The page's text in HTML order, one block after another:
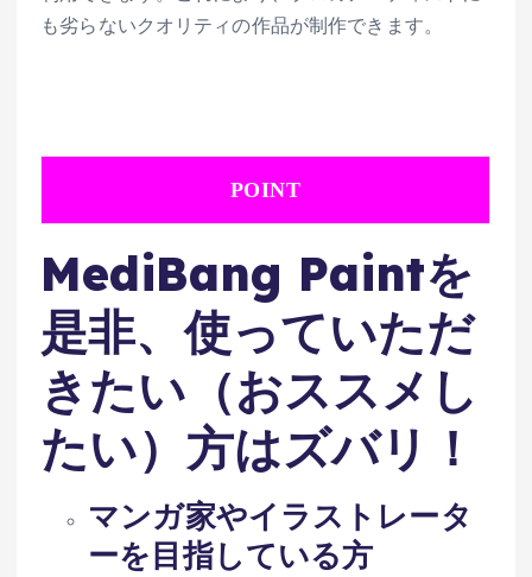
も劣らないクオリティの作品が制作できます。
POINT
MediBang Paintを
是非、使っていただ
きたい（おススメし
たい）方はズバリ！
マンガ家やイラストレータ
ーを目指している方